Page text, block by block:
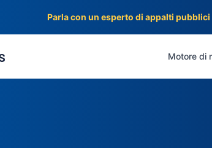
Parla con un esperto di appalti pubblici
Motore di